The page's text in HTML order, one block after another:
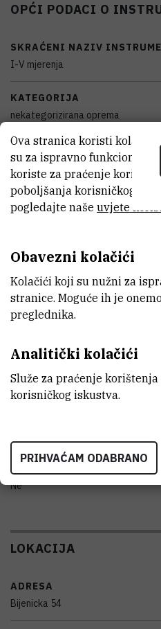
OPĆI PODACI O
SKRAĆENI NAZIV
I-V mjerenja
KATEGORIJA
nekategorizirana oprema
DISCIPLINE
Fizika , Elektrotehnika
TIJELO KOJE JE
Hrvatska zaklada za znanost
VANJSKI LINK ZA
Keithley Model 6487
Ne
LOKACIJA
ADRESA
Bijenicka 54
Ova stranica koristi
su za ispravno
koriste za praćenje
poboljšanja korisničkog
pogledajte naše uvjete
Obavezni kolačići
Kolačići koji su nužni za
stranice. Moguće ih je
preglednika.
Analitički kolačići
Služe za praćenje
korisničkog iskustva.
PRIHVAĆAM ODABRANO